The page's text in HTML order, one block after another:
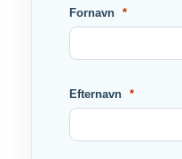
Fornavn
Efternavn